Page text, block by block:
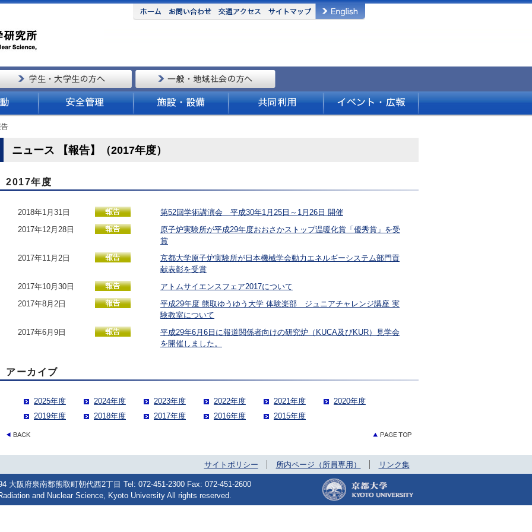
ニュース 【報告】（2017年度）
2017年度
2018年1月31日
第52回学術講演会 平成30年1月25日～1月26日 開催
2017年12月28日
原子炉実験所が平成29年度おおさかストップ温暖化賞「優秀賞」を受
賞
2017年11月2日
京都大学原子炉実験所が日本機械学会動力エネルギーシステム部門貢
献表彰を受賞
2017年10月30日
アトムサイエンスフェア2017について
2017年8月2日
平成29年度 熊取ゆうゆう大学 体験楽部 ジュニアチャレンジ講座 実
験教室について
2017年6月9日
平成29年6月6日に報道関係者向けの研究炉（KUCA及びKUR）見学会
を開催しました。
アーカイブ
2025年度 2024年度 2023年度 2022年度 2021年度
2020年度
2019年度
2018年度 2017年度 2016年度 2015年度
サイトポリシー 所内ページ（所員専用） リンク集
大阪府泉南郡熊取町朝代西2丁目 Tel: 072-451-2300 Fax: 072-451-2600
and Nuclear Science, Kyoto University All rights reserved.